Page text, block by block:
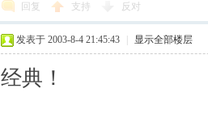
回复 支持 反对
发表于 2003-8-4 21:45:43 显示全部楼层
经典！